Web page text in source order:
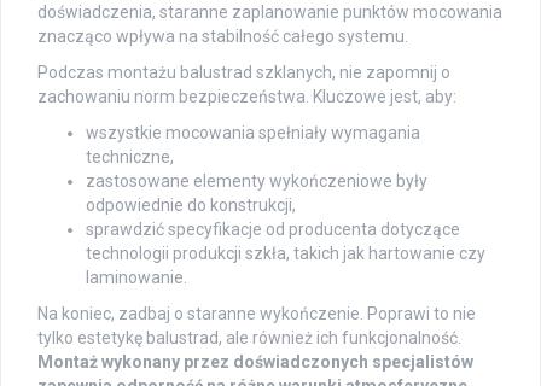
doświadczenia, staranne zaplanowanie punktów mocowania
znacząco wpływa na stabilność całego systemu.
Podczas montażu balustrad szklanych, nie zapomnij o
zachowaniu norm bezpieczeństwa. Kluczowe jest, aby:
wszystkie mocowania spełniały wymagania
techniczne,
zastosowane elementy wykończeniowe były
odpowiednie do konstrukcji,
sprawdzić specyfikacje od producenta dotyczące
technologii produkcji szkła, takich jak hartowanie czy
laminowanie.
Na koniec, zadbaj o staranne wykończenie. Poprawi to nie
tylko estetykę balustrad, ale również ich funkcjonalność.
Montaż wykonany przez doświadczonych specjalistów